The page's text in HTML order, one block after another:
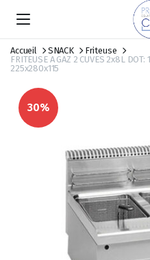
Accueil SNACK
Friteuse
FRITEUSE A GAZ 2 CUVES 2x8L
225x280x115
30%